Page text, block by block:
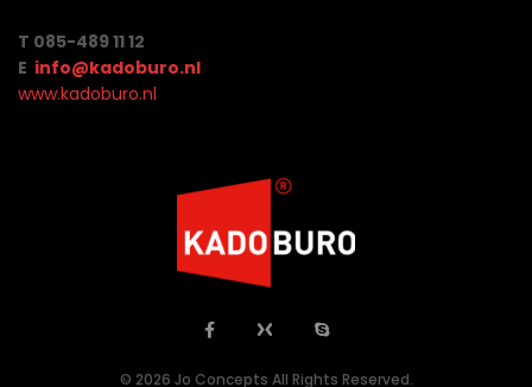
T 085-489 11 12
E info@kadoburo.nl
www.kadoburo.nl
© 2026 Jo Concepts All Rights Reserved.